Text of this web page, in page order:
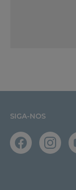
SIGA-NOS